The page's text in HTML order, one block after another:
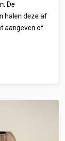
De
halen deze af
aangeven of